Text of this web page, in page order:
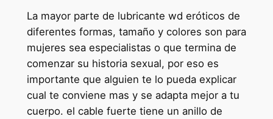
La mayor parte de lubricante wd eróticos de
diferentes formas, tamaño y colores son para
mujeres sea especialistas o que termina de
comenzar su historia sexual, por eso es
importante que alguien te lo pueda explicar
cual te conviene mas y se adapta mejor a tu
cuerpo. el cable fuerte tiene un anillo de